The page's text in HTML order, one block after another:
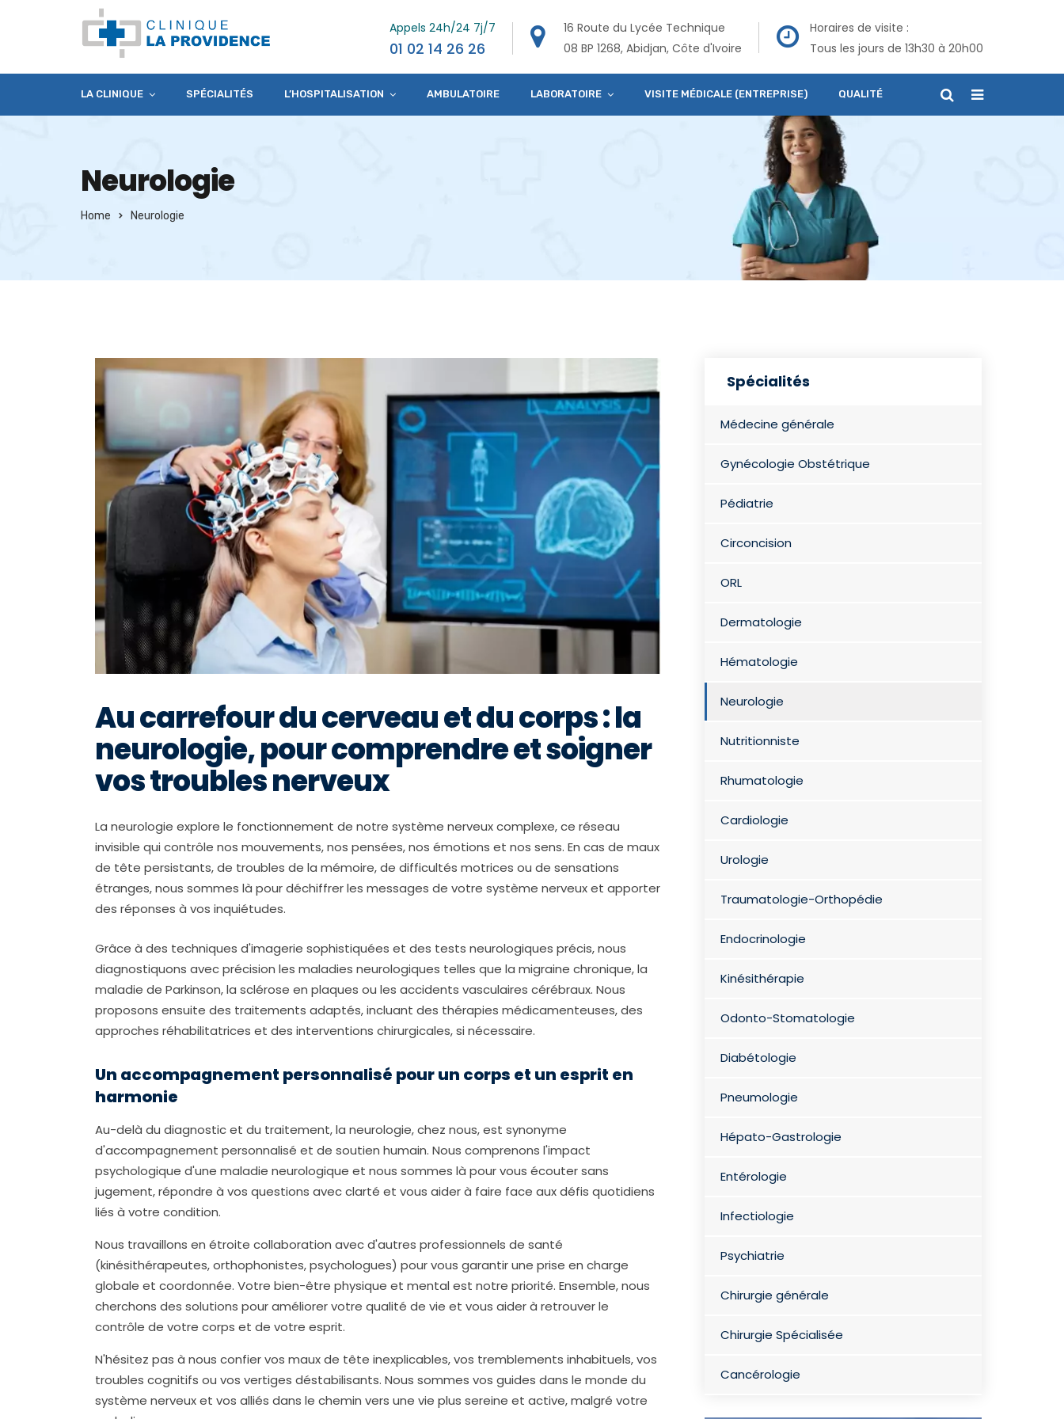
Appels 24h/24 7j/7
01 02 14 26 26
16 Route du Lycée Technique
08 BP 1268, Abidjan, Côte d'Ivoire
Horaires de visite :
Tous les jours de 13h30 à 20h00
LA CLINIQUE SPÉCIALITÉS L’HOSPITALISATION AMBULATOIRE LABORATOIRE VISITE MÉDICALE (ENTREPRISE) QUALITÉ
Neurologie
Home Neurologie
Au carrefour du cerveau et du corps : la
neurologie, pour comprendre et soigner
vos troubles nerveux
La neurologie explore le fonctionnement de notre système nerveux complexe, ce réseau
invisible qui contrôle nos mouvements, nos pensées, nos émotions et nos sens. En cas de maux
de tête persistants, de troubles de la mémoire, de difficultés motrices ou de sensations
étranges, nous sommes là pour déchiffrer les messages de votre système nerveux et apporter
des réponses à vos inquiétudes.
Grâce à des techniques d'imagerie sophistiquées et des tests neurologiques précis, nous
diagnostiquons avec précision les maladies neurologiques telles que la migraine chronique, la
maladie de Parkinson, la sclérose en plaques ou les accidents vasculaires cérébraux. Nous
proposons ensuite des traitements adaptés, incluant des thérapies médicamenteuses, des
approches réhabilitatrices et des interventions chirurgicales, si nécessaire.
Un accompagnement personnalisé pour un corps et un esprit en
harmonie
Au-delà du diagnostic et du traitement, la neurologie, chez nous, est synonyme
d'accompagnement personnalisé et de soutien humain. Nous comprenons l'impact
psychologique d'une maladie neurologique et nous sommes là pour vous écouter sans
jugement, répondre à vos questions avec clarté et vous aider à faire face aux défis quotidiens
liés à votre condition.
Nous travaillons en étroite collaboration avec d'autres professionnels de santé
(kinésithérapeutes, orthophonistes, psychologues) pour vous garantir une prise en charge
globale et coordonnée. Votre bien-être physique et mental est notre priorité. Ensemble, nous
cherchons des solutions pour améliorer votre qualité de vie et vous aider à retrouver le
contrôle de votre corps et de votre esprit.
N'hésitez pas à nous confier vos maux de tête inexplicables, vos tremblements inhabituels, vos
troubles cognitifs ou vos vertiges déstabilisants. Nous sommes vos guides dans le monde du
système nerveux et vos alliés dans le chemin vers une vie plus sereine et active, malgré votre
Spécialités
Médecine générale
Gynécologie Obstétrique
Pédiatrie
Circoncision
ORL
Dermatologie
Hématologie
Neurologie
Nutritionniste
Rhumatologie
Cardiologie
Urologie
Traumatologie-Orthopédie
Endocrinologie
Kinésithérapie
Odonto-Stomatologie
Diabétologie
Pneumologie
Hépato-Gastrologie
Entérologie
Infectiologie
Psychiatrie
Chirurgie générale
Chirurgie Spécialisée
Cancérologie